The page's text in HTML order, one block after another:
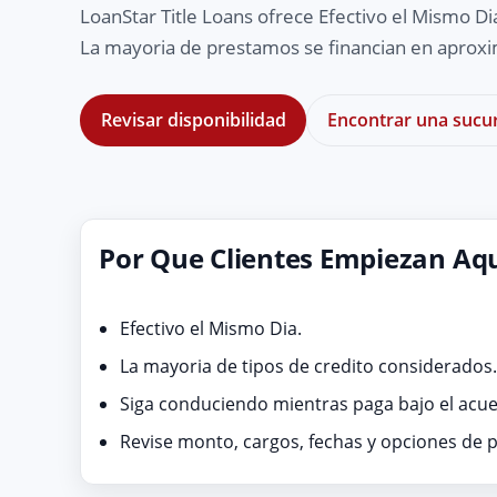
LoanStar Title Loans ofrece Efectivo el Mismo
La mayoria de prestamos se financian en
Revisar disponibilidad Encontrar una
Por Que Clientes Empiezan
Efectivo el Mismo Dia.
La mayoria de tipos de credito considerados.
Siga conduciendo mientras paga bajo el
Revise monto, cargos, fechas y opciones de